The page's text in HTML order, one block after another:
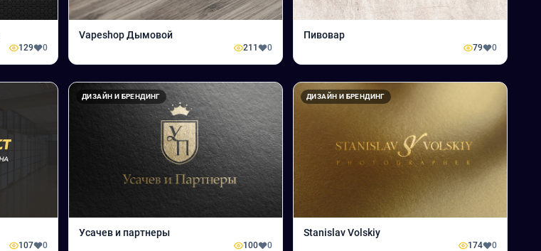
129 0
Vapeshop Дымовой
211 0
Пивовар
79 0
107 0
ДИЗАЙН И БРЕНДИНГ
Усачев и партнеры
100 0
ДИЗАЙН И БРЕНДИНГ
Stanislav Volskiy
174 0